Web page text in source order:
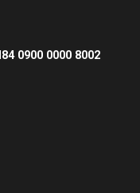
0900 0000 8002